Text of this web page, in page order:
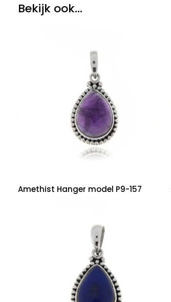
Bekijk ook...
Amethist Hanger model P9-157